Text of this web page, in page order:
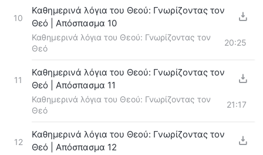
10
Καθημερινά λόγια του Θεού: Γνωρίζοντας τον
Θεό | Απόσπασμα 10
Καθημερινά λόγια του Θεού: Γνωρίζοντας τον
Θεό
20:25
11
Καθημερινά λόγια του Θεού: Γνωρίζοντας τον
Θεό | Απόσπασμα 11
Καθημερινά λόγια του Θεού: Γνωρίζοντας τον
Θεό
21:17
12
Καθημερινά λόγια του Θεού: Γνωρίζοντας τον
Θεό | Απόσπασμα 12